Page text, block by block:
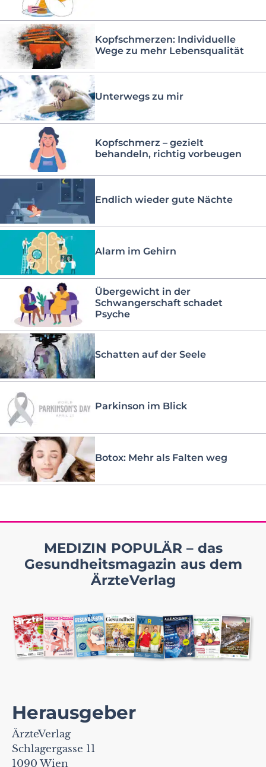
Kopfschmerzen: Individuelle
Wege zu mehr Lebensqualität
Unterwegs zu mir
Kopfschmerz – gezielt
behandeln, richtig vorbeugen
Endlich wieder gute Nächte
Alarm im Gehirn
Übergewicht in der
Schwangerschaft schadet
Psyche
Schatten auf der Seele
Parkinson im Blick
Botox: Mehr als Falten weg
MEDIZIN POPULÄR – das
Gesundheitsmagazin aus dem
ÄrzteVerlag
Herausgeber
ÄrzteVerlag
Schlagergasse 11
1090 Wien